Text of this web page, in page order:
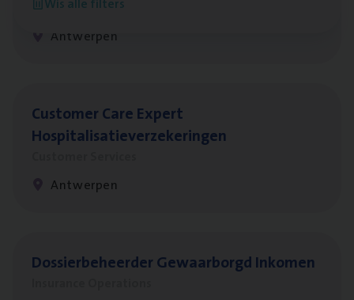
Insurance Operations
Antwerpen
Cus­to­mer Care Expert
Hospitalisatieverzekeringen
Antwerpen
Dos­sier­be­heer­der Gewaar­borgd Inkomen